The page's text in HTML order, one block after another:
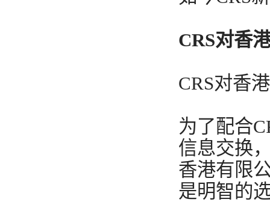
CRS对香
CRS对香
为了配合
信息交换
香港有限
是明智的